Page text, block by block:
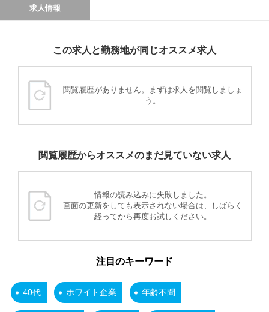
求人情報
この求人と勤務地が同じオススメ求人
閲覧履歴がありません。まずは求人を閲覧しましょ
う。
閲覧履歴からオススメのまだ見ていない求人
情報の読み込みに失敗しました。
画面の更新をしても表示されない場合は、しばらく
経ってから再度お試しください。
注目のキーワード
40代 ホワイト企業 年齢不問